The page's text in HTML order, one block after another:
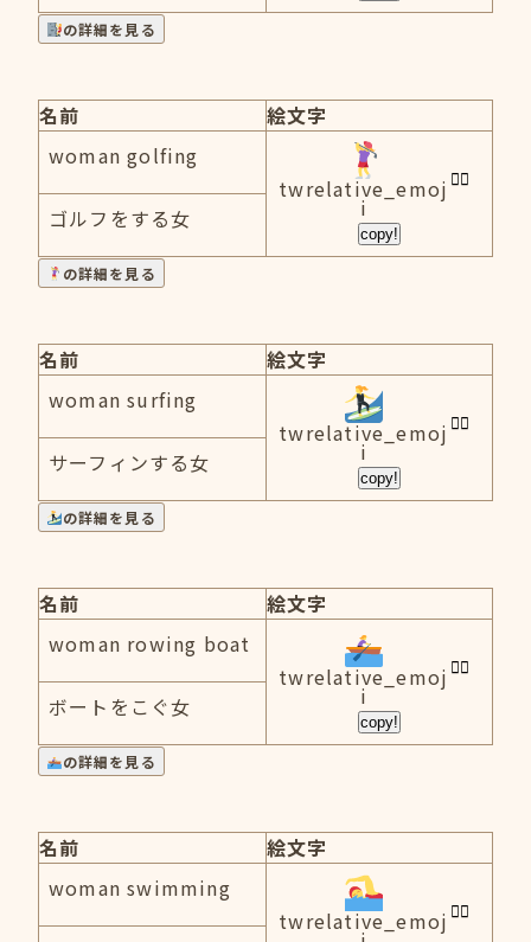
の詳細を見る
名前
絵文字
woman golfing
twrelative_emoj
i
copy!
ゴルフをする女
の詳細を見る
名前
絵文字
woman surfing
twrelative_emoj
i
copy!
サーフィンする女
の詳細を見る
名前
絵文字
woman rowing boat
twrelative_emoj
i
copy!
ボートをこぐ女
の詳細を見る
名前
絵文字
woman swimming
twrelative_emoj